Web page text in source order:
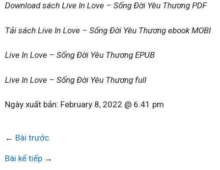
Download sách Live In Love – Sống Đời Yêu Thương PDF
Tải sách Live In Love – Sống Đời Yêu Thương ebook MOBI
Live In Love – Sống Đời Yêu Thương EPUB
Live In Love – Sống Đời Yêu Thương full
Ngày xuất bản: February 8, 2022 @ 6:41 pm
← Bài trước
Bài kế tiếp →